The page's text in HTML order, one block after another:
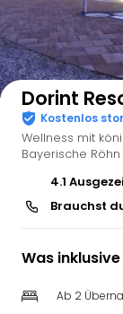
Dorint
Kostenlos
Wellness mit
Bayerische Röhn
4.1
Brauchst
Was
Ab 2